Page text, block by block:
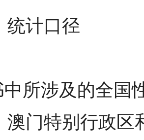
统计口径
中所涉及的全国
澳门特别行政区